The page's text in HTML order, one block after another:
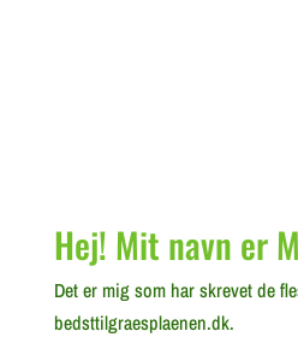
Hej! Mit navn er
Det er mig som har skrevet de
bedsttilgraesplaenen.dk.